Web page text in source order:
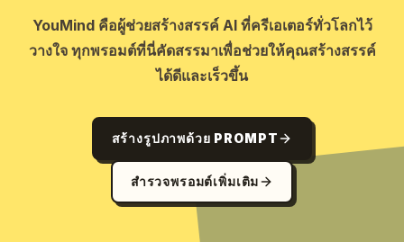
YouMind คือผู้ช่วยสร้างสรรค์ AI ที่ครีเอเตอร์ทั่วโลกไว้
วางใจ ทุกพรอมต์ที่นี่คัดสรรมาเพื่อช่วยให้คุณสร้างสรรค์
ได้ดีและเร็วขึ้น
สร้างรูปภาพด้วย PROMPT
สำรวจพรอมต์เพิ่มเติม